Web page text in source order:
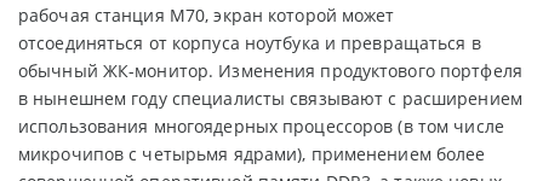
рабочая станция M70, экран которой может
отсоединяться от корпуса ноутбука и превращаться в
обычный ЖК-монитор. Изменения продуктового портфеля
в нынешнем году специалисты связывают с расширением
использования многоядерных процессоров (в том числе
микрочипов с четырьмя ядрами), применением более